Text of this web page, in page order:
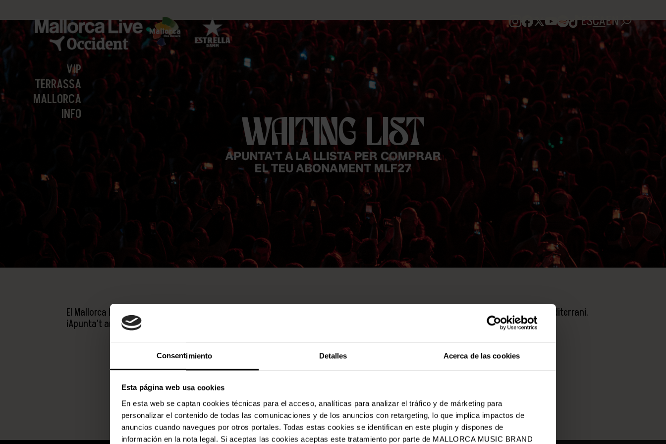
Consentimiento Detalles Acerca de las cookies
Esta página web usa cookies
En esta web se captan cookies técnicas para el acceso, analíticas para analizar el tráfico y de márketing para
personalizar el contenido de todas las comunicaciones y de los anuncios con retargeting, lo que implica impactos de
anuncios cuando navegues por otros portales. Todas estas cookies se identifican en este plugin y dispones de
información en la nota legal. Si aceptas las cookies aceptas este tratamiento por parte de MALLORCA MUSIC BRAND
ESCAEN
VIP
TERRASSA
MALLORCA
INFO
El Mallorca Live Occident tornarà els dies 11 i 12 de juny de 2027 per celebrar 10 anys de moments compartits i d’estil de vida mediterrani.
¡Apunta’t ara a laWaiting List